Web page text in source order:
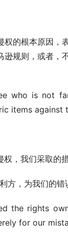
权的根本原因，
逊规则，或者，
who is not
items against
，我们采取的
方，为我们的错
the rights
for our